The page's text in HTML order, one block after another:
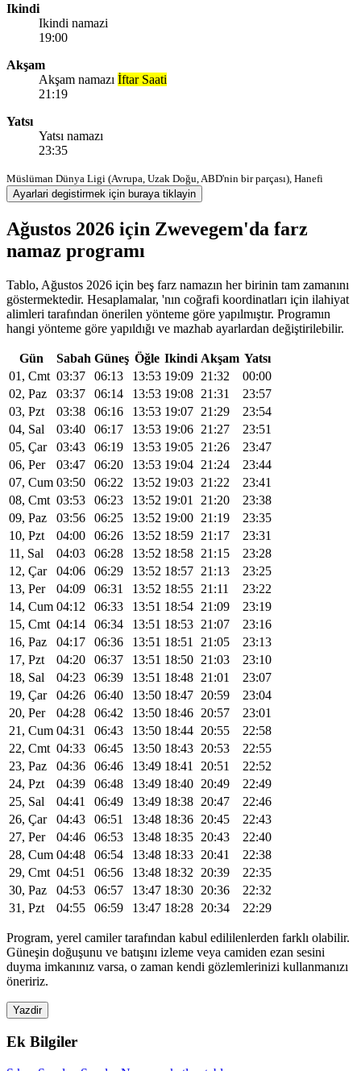
Ikindi
Ikindi namazi
19:00
Akşam
Akşam namazı İftar Saati
21:19
Yatsı
Yatsı namazı
23:35
Müslüman Dünya Ligi (Avrupa, Uzak Doğu, ABD'nin bir parçası), Hanefi
Ayarlari degistirmek için buraya tiklayin
Ağustos 2026 için Zwevegem'da farz
namaz programı
Tablo, Ağustos 2026 için beş farz namazın her birinin tam zamanını
göstermektedir. Hesaplamalar, 'nın coğrafi koordinatları için ilahiyat
alimleri tarafından önerilen yönteme göre yapılmıştır. Programın
hangi yönteme göre yapıldığı ve mazhab ayarlardan değiştirilebilir.
Gün Sabah Güneş Öğle Ikindi Akşam Yatsı
01, Cmt 03:37 06:13 13:53 19:09 21:32
00:00
02, Paz
03:37 06:14 13:53 19:08 21:31
23:57
03, Pzt
03:38 06:16 13:53 19:07 21:29
23:54
04, Sal
03:40 06:17 13:53 19:06 21:27
23:51
05, Çar
03:43 06:19 13:53 19:05 21:26
23:47
06, Per
03:47 06:20 13:53 19:04 21:24
23:44
07, Cum 03:50 06:22 13:52 19:03 21:22
23:41
08, Cmt 03:53 06:23 13:52 19:01 21:20
23:38
09, Paz
03:56 06:25 13:52 19:00 21:19
23:35
10, Pzt
04:00 06:26 13:52 18:59 21:17
23:31
11, Sal
04:03 06:28 13:52 18:58 21:15
23:28
12, Çar
04:06 06:29 13:52 18:57 21:13
23:25
13, Per
04:09 06:31 13:52 18:55 21:11
23:22
14, Cum 04:12 06:33 13:51 18:54 21:09
23:19
15, Cmt 04:14 06:34 13:51 18:53 21:07
23:16
16, Paz
04:17 06:36 13:51 18:51 21:05
23:13
17, Pzt
04:20 06:37 13:51 18:50 21:03
23:10
18, Sal
04:23 06:39 13:51 18:48 21:01
23:07
19, Çar
04:26 06:40 13:50 18:47 20:59
23:04
20, Per
04:28 06:42 13:50 18:46 20:57
23:01
21, Cum 04:31 06:43 13:50 18:44 20:55
22:58
22, Cmt 04:33 06:45 13:50 18:43 20:53
22:55
23, Paz
04:36 06:46 13:49 18:41 20:51
22:52
24, Pzt
04:39 06:48 13:49 18:40 20:49
22:49
25, Sal
04:41 06:49 13:49 18:38 20:47
22:46
26, Çar
04:43 06:51 13:48 18:36 20:45
22:43
27, Per
04:46 06:53 13:48 18:35 20:43
22:40
28, Cum 04:48 06:54 13:48 18:33 20:41
22:38
29, Cmt 04:51 06:56 13:48 18:32 20:39
22:35
30, Paz
04:53 06:57 13:47 18:30 20:36
22:32
31, Pzt
04:55 06:59 13:47 18:28 20:34 22:29
Program, yerel camiler tarafından kabul edililenlerden farklı olabilir.
Güneşin doğuşunu ve batışını izleme veya camiden ezan sesini
duyma imkanınız varsa, o zaman kendi gözlemlerinizi kullanmanızı
öneririz.
Yazdir
Ek Bilgiler